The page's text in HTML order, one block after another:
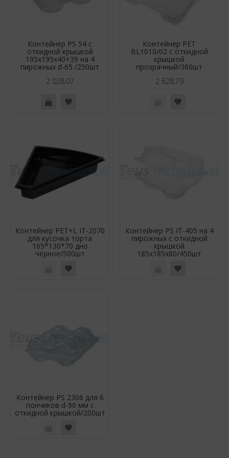
Контейнер PS 54 с
откидной крышкой
195х195х40+39 на 4
пирожных d-65 /250шт
2 028,07
Контейнер РЕТ
BL1010/02 с откидной
крышкой
прозрачный/360шт
2 628,79
Контейнер РЕТ+L IT-2070
для кусочка торта
165*130*70 дно
чёрное/500шт
Контейнер PS IT-405 на 4
пирожных с откидной
крышкой
185х185х80/450шт
Контейнер PS 2306 для 6
пончиков d-90 мм с
откидной крышкой/200шт